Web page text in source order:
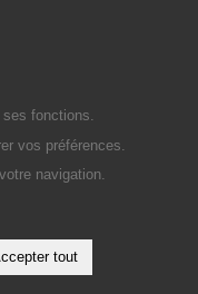
fonctions.
vos préférences.
navigation.
tout